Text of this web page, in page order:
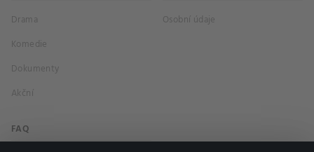
Drama
Komedie
Dokumenty
Akční
Osobní údaje
FAQ